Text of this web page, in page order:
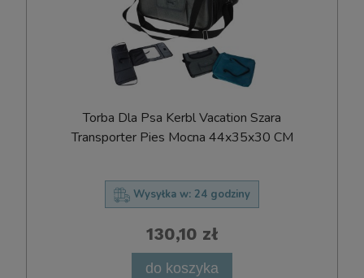
Torba Dla Psa Kerbl Vacation Szara
Transporter Pies Mocna 44x35x30 CM
Wysyłka w: 24 godziny
130,10 zł
do koszyka